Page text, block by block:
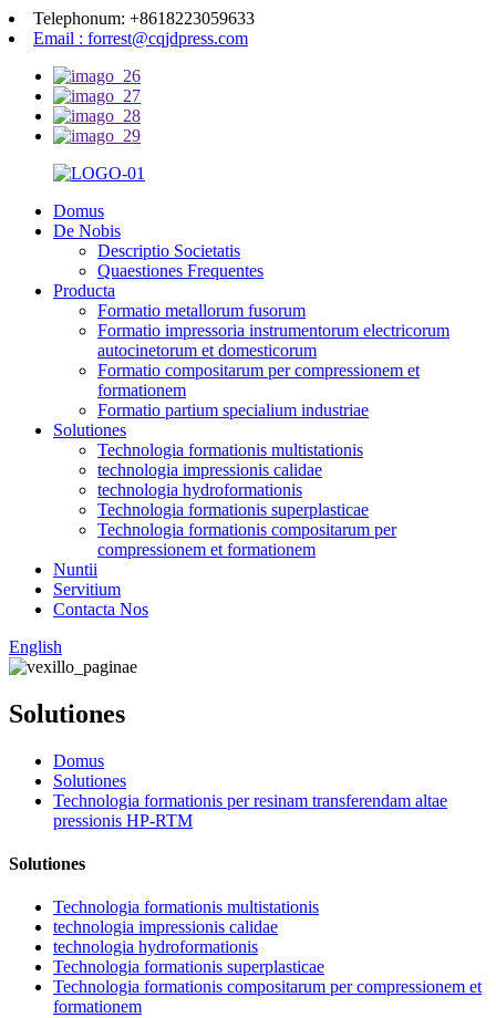
Telephonum: +8618223059633
Email : forrest@cqjdpress.com
Domus
De Nobis
Descriptio Societatis
Quaestiones Frequentes
Producta
Formatio metallorum fusorum
Formatio impressoria instrumentorum electricorum
autocinetorum et domesticorum
Formatio compositarum per compressionem et
formationem
Formatio partium specialium industriae
Solutiones
Technologia formationis multistationis
technologia impressionis calidae
technologia hydroformationis
Technologia formationis superplasticae
Technologia formationis compositarum per
compressionem et formationem
Nuntii
Servitium
Contacta Nos
English
Solutiones
Domus
Solutiones
Technologia formationis per resinam transferendam altae
pressionis HP-RTM
Solutiones
Technologia formationis multistationis
technologia impressionis calidae
technologia hydroformationis
Technologia formationis superplasticae
Technologia formationis compositarum per compressionem et
formationem